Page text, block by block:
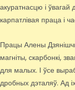
акуратнасцю і
карпатлівая праца і
Працы Алены
магніты, скарбонкі,
для малых. І ўсе
дробных дэталяў. Ад